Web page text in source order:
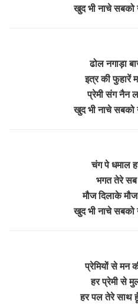
खुद भी नाचे सबको
ढोल नगाड़ा
इत्र की फुहारें
प्रेमी संग नैन
खुद भी नाचे सबको
चंग पे धमाल
भगत तेरे
मौज दिलाके
खुद भी नाचे सबको
प्रेमियों से मन
हर प्रेमी से
हर पल तेरे साथ